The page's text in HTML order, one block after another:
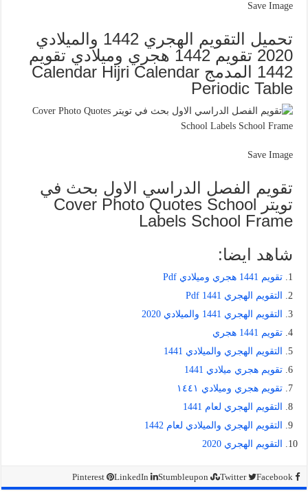
Save Image
تحميل التقويم الهجري 1442 والميلادي
2020 تقويم 1442 هجري وميلادي تقويم
1442 المدمج Calendar Hijri Calendar
Periodic Table
Save Image
تقويم الفصل الدراسي الاول بحث في
تويتر Cover Photo Quotes School
Labels School Frame
شاهد ايضا:
تقويم 1441 هجري وميلادي Pdf
التقويم الهجري 1441 Pdf
التقويم الهجري 1441 والميلادي 2020
تقويم 1441 هجري
التقويم الهجري والميلادي 1441
تقويم هجري ميلادي 1441
تقويم هجري وميلادي ١٤٤١
التقويم الهجري لعام 1441
التقويم الهجري والميلادي لعام 1442
التقويم الهجري 2020
Facebook
Twitter
Stumbleupon
LinkedIn
Pinterest